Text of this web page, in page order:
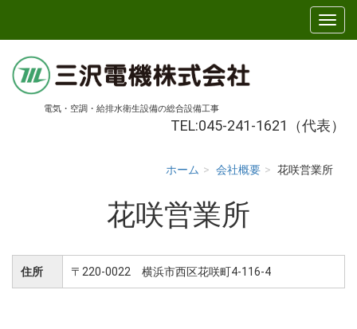
電気・空調・給排水衛生設備の総合設備工事
TEL:045-241-1621（代表）
ホーム 会社概要 花咲営業所
花咲営業所
住所 〒220-0022 横浜市西区花咲町4-116-4